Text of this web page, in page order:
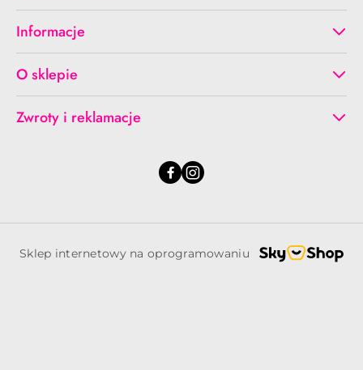
Informacje
O sklepie
Zwroty i reklamacje
Sklep internetowy na oprogramowaniu